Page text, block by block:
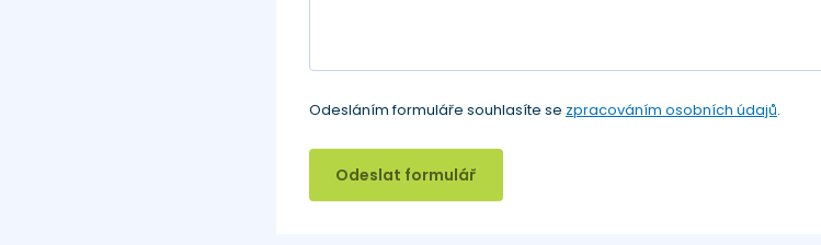
Odesláním formuláře souhlasíte se zpracováním osobních údajů.
Odeslat formulář